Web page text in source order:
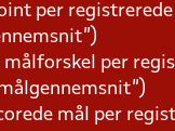
per registrerede
målforskel per
mål per